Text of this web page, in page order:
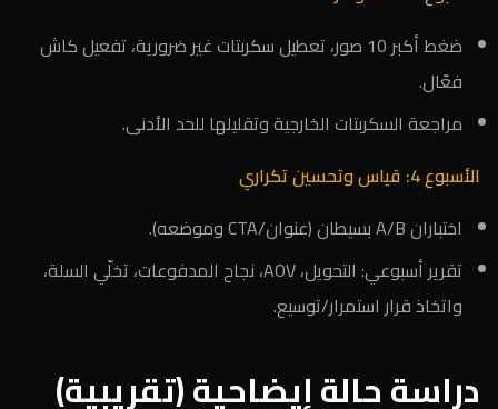
ضغط أكبر 10 صور، تعطيل سكربتات غير ضرورية، تفعيل كاش
فعّال.
مراجعة السكربتات الخارجية وتقليلها للحد الأدنى.
الأسبوع 4: قياس وتحسين تكراري
اختباران A/B بسيطان (عنوان/CTA وموضعه).
تقرير أسبوعي: التحويل، AOV، نجاح المدفوعات، تخلّي السلة،
واتخاذ قرار استمرار/توسيع.
دراسة حالة إيضاحية (تقريبية)